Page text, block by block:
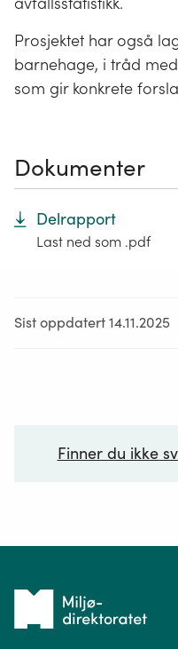
Prosjektet har også
barnehage, i tråd
som gir konkrete
Dokumenter
Delrapport
Last ned som .pdf
Sist oppdatert 14.11.2025
Finner du ikke
Tilbake